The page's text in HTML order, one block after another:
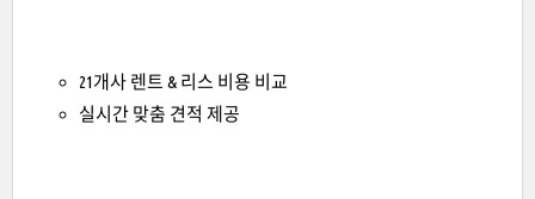
21개사 렌트 & 리스 비용 비교
실시간 맞춤 견적 제공